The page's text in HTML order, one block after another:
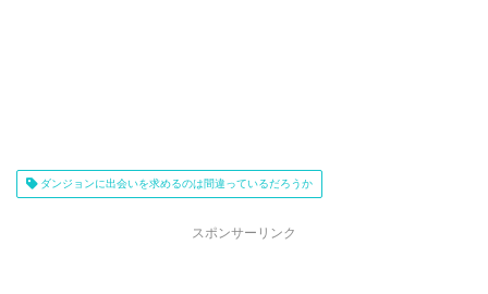
ダンジョンに出会いを求めるのは間違っているだろうか
スポンサーリンク